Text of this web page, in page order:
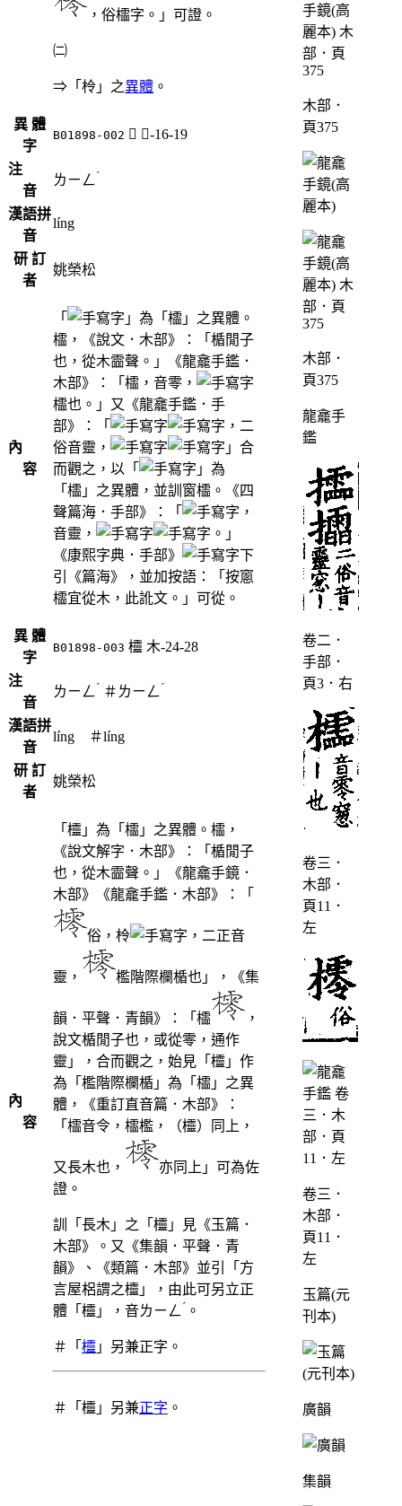
，俗櫺字。」可證。
㈡
⇒「柃」之異體 。
異 體
字
B01898-002 𢸲 手-16-19
注
音
ㄌㄧㄥ ˊ
漢語拼
音
líng
研 訂
者
姚榮松
內
容
「
」為「櫺」之異體。
櫺，《說文．木部》：「楯閒子
也，從木霝聲。」《龍龕手鑑．
木部》：「櫺，音零，
櫺也。」又《龍龕手鑑．手
部》：「
，二
俗音靈，
」合
而觀之，以「
」為
「櫺」之異體，並訓窗櫺。《四
聲篇海．手部》：「
，
音靈，
。」
《康熙字典．手部》
下
引《篇海》，並加按語：「按窻
櫺宜從木，此訛文。」可從。
異 體
字
B01898-003 欞 木-24-28
注
音
ㄌㄧㄥ ˊ ＃ ㄌㄧㄥ ˊ
漢語拼
音
líng ＃líng
研 訂
者
姚榮松
內
容
「欞」為「櫺」之異體。櫺，
《說文解字．木部》：「楯閒子
也，從木霝聲。」《龍龕手鏡．
木部》《龍龕手鑑．木部》：「
俗，柃 ，二正音
靈， 檻階際欄楯也」，《集
韻．平聲．青韻》：「櫺
，
說文楯閒子也，或從零，通作
靈」，合而觀之，始見「欞」作
為「檻階際欄楯」為「櫺」之異
體，《重訂直音篇．木部》：
「櫺音令，櫺檻，（欞）同上，
又長木也，
亦同上」可為佐
證。
訓「長木」之「欞」見《玉篇．
木部》。又《集韻．平聲．青
韻》、《類篇．木部》並引「方
言屋梠謂之欞」，由此可另立正
體「欞」，音ㄌㄧㄥ ˊ 。
＃「 欞 」另兼正字。
＃「欞」另兼正字 。
木部．
頁375
木部．
頁375
龍龕手
鑑
卷二．
手部．
頁3．右
卷三．
木部．
頁11．
左
卷三．
木部．
頁11．
左
玉篇(元
刊本)
廣韻
集韻